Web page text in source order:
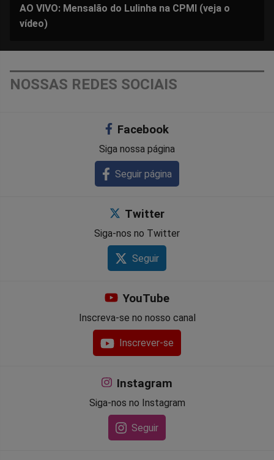
AO VIVO: Mensalão do Lulinha na CPMI (veja o
vídeo)
NOSSAS REDES SOCIAIS
Facebook
Siga nossa página
Seguir página
Twitter
Siga-nos no Twitter
Seguir
YouTube
Inscreva-se no nosso canal
Inscrever-se
Instagram
Siga-nos no Instagram
Seguir